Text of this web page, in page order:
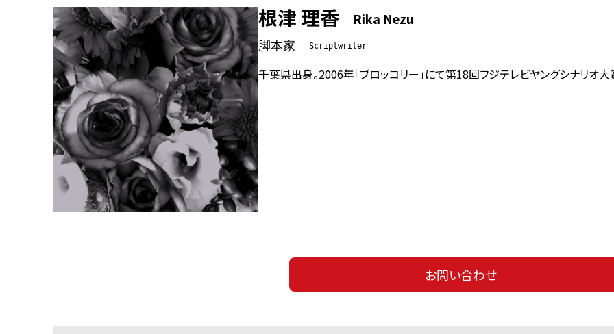
根津 理香 Rika Nezu
脚本家 Scriptwriter
千葉県出身。2006年「ブロッコリー」にて第18回フジテレビヤングシナリオ大
お問い合わせ